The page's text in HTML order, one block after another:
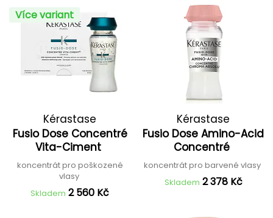
Více variant
Kérastase
Fusio Dose Concentré
Vita-Ciment
koncentrát pro poškozené
vlasy
Skladem 2 560 Kč
Kérastase
Fusio Dose Amino-Acid
Concentré
koncentrát pro barvené vlasy
Skladem 2 378 Kč